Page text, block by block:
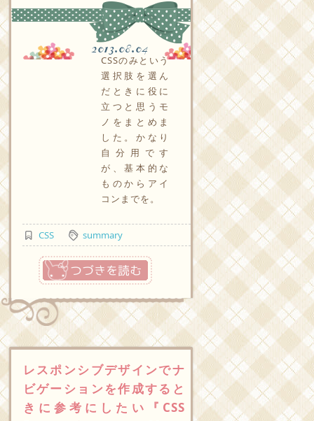
2013.08.04
CSSのみという
選択肢を選ん
だときに役に
立つと思うモ
ノをまとめま
した。かなり
自分用です
が、基本的な
ものからアイ
コンまでを。
CSS summary
つづきを読む
レスポンシブデザインでナ
ビゲーションを作成すると
きに参考にしたい『CSS